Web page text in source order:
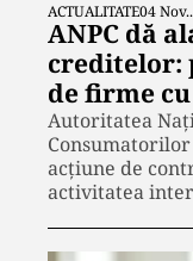
ACTUALITATE04
ANPC dă
creditelor:
de firme
Autoritatea
acțiune de
activitatea